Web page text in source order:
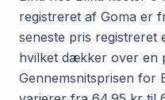
registreret af Goma er
seneste pris registreret
hvilket dækker over en
Gennemsnitsprisen for